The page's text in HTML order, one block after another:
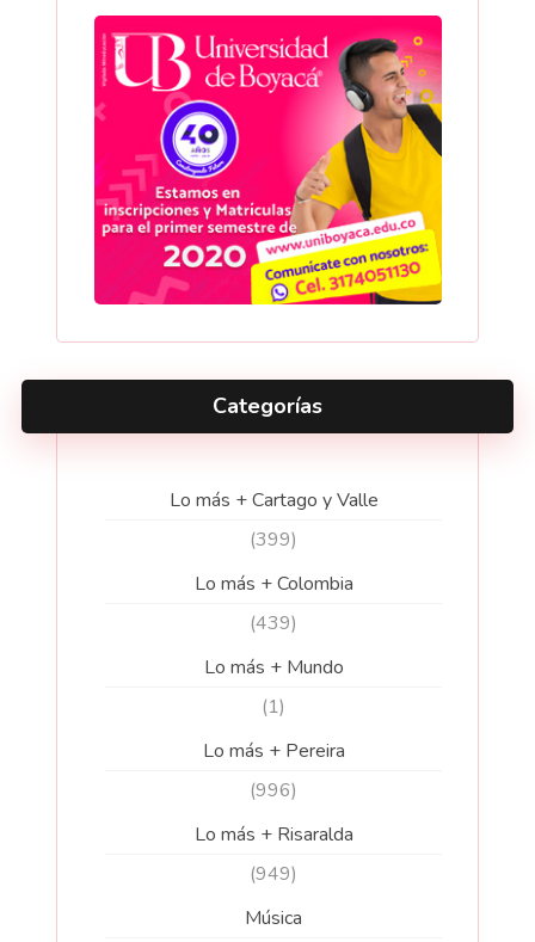
Categorías
Lo más + Cartago y Valle
(399)
Lo más + Colombia
(439)
Lo más + Mundo
(1)
Lo más + Pereira
(996)
Lo más + Risaralda
(949)
Música